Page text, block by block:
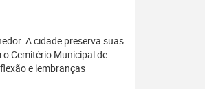
A cidade preserva suas
Cemitério Municipal de
e lembranças